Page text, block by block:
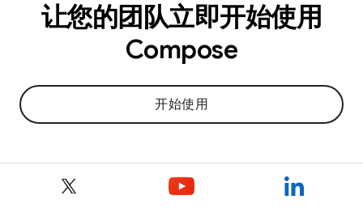
让您的团队立即开始使用
Compose
开始使用